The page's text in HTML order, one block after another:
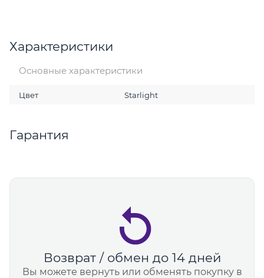
Характеристики
Основные характеристики
Цвет Starlight
Гарантия
Возврат / обмен до 14 дней
Вы можете вернуть или обменять покупку в